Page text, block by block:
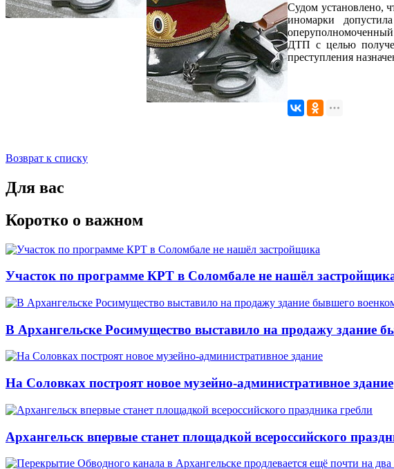
Судом установлено,
иномарки
ДТП с целью
преступления
Возврат к списку
Для вас
Коротко о важном
Участок по программе КРТ в Соломбале не нашёл
В Архангельске Росимущество выставило на продажу здание
На Соловках построят новое музейно-административное здание
Архангельск впервые станет площадкой всероссийского